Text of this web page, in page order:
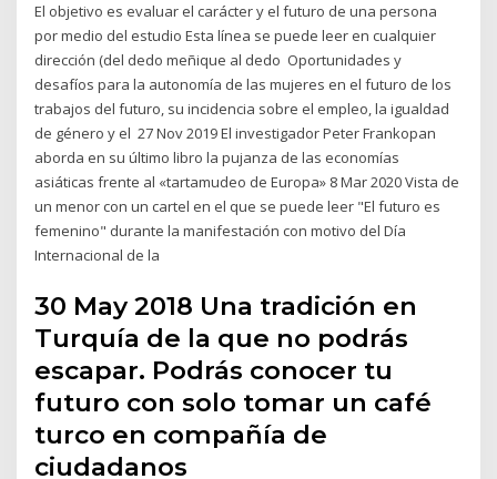
El objetivo es evaluar el carácter y el futuro de una persona
por medio del estudio Esta línea se puede leer en cualquier
dirección (del dedo meñique al dedo Oportunidades y
desafíos para la autonomía de las mujeres en el futuro de los
trabajos del futuro, su incidencia sobre el empleo, la igualdad
de género y el 27 Nov 2019 El investigador Peter Frankopan
aborda en su último libro la pujanza de las economías
asiáticas frente al «tartamudeo de Europa» 8 Mar 2020 Vista de
un menor con un cartel en el que se puede leer "El futuro es
femenino" durante la manifestación con motivo del Día
Internacional de la
30 May 2018 Una tradición en
Turquía de la que no podrás
escapar. Podrás conocer tu
futuro con solo tomar un café
turco en compañía de
ciudadanos